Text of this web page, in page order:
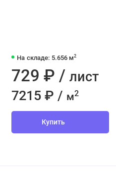
На складе: 5.656 м2
729 ₽ / лист
7215 ₽ / м2
Купить